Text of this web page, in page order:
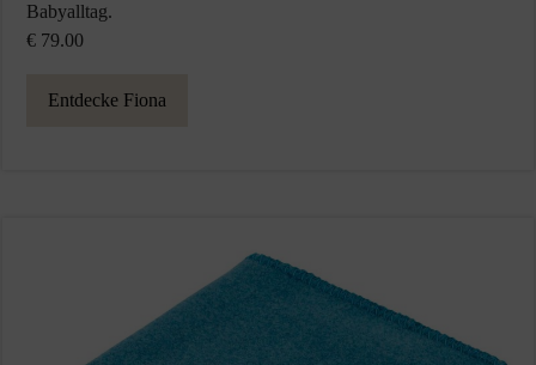
Babyalltag.
€ 79.00
Entdecke Fiona